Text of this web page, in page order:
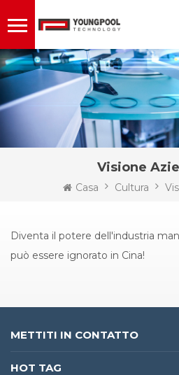
Visione
Casa Cultura
Diventa il potere dell'industria
può essere ignorato in Cina!
METTITI IN CONTATTO
HOT TAG